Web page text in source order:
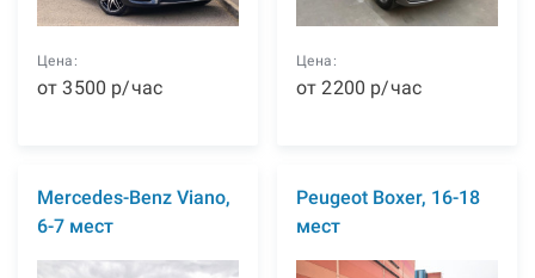
Цена:
от3500 р/час
Цена:
от2200 р/час
Mercedes-Benz Viano,
6-7 мест
Peugeot Boxer, 16-18
мест